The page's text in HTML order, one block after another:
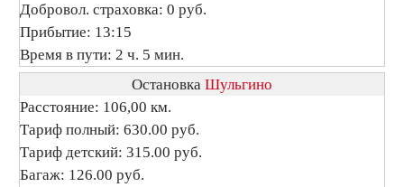
Добровол. страховка: 0 руб.
Прибытие: 13:15
Время в пути: 2 ч. 5 мин.
Остановка Шульгино
Расстояние: 106,00 км.
Тариф полный: 630.00 руб.
Тариф детский: 315.00 руб.
Багаж: 126.00 руб.